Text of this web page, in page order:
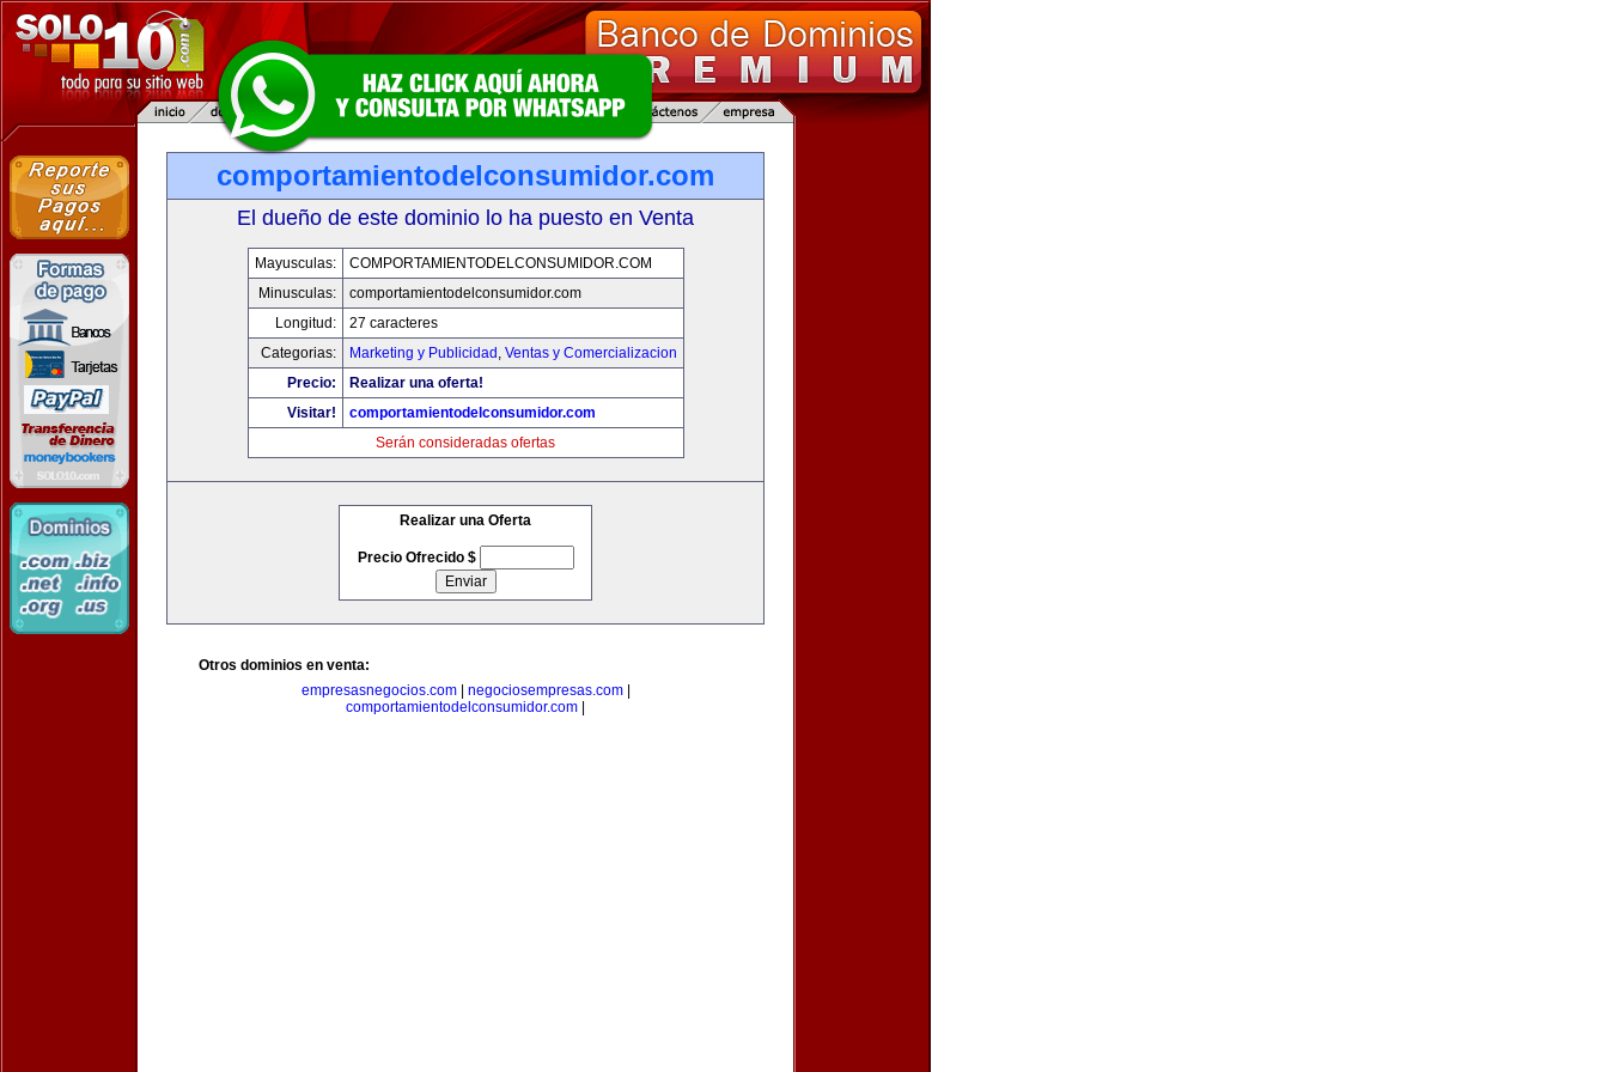
comportamientodelconsumidor.com
El dueño de este dominio lo ha puesto en Venta
Mayusculas:
COMPORTAMIENTODELCONSUMIDOR.COM
Minusculas:
comportamientodelconsumidor.com
Longitud:
27 caracteres
Categorias:
Marketing y Publicidad , Ventas y Comercializacion
Precio:
Realizar una oferta!
Visitar!
comportamientodelconsumidor.com
Serán consideradas ofertas
Realizar una Oferta
Precio Ofrecido $
Otros dominios en venta:
empresasnegocios.com| negociosempresas.com|
comportamientodelconsumidor.com